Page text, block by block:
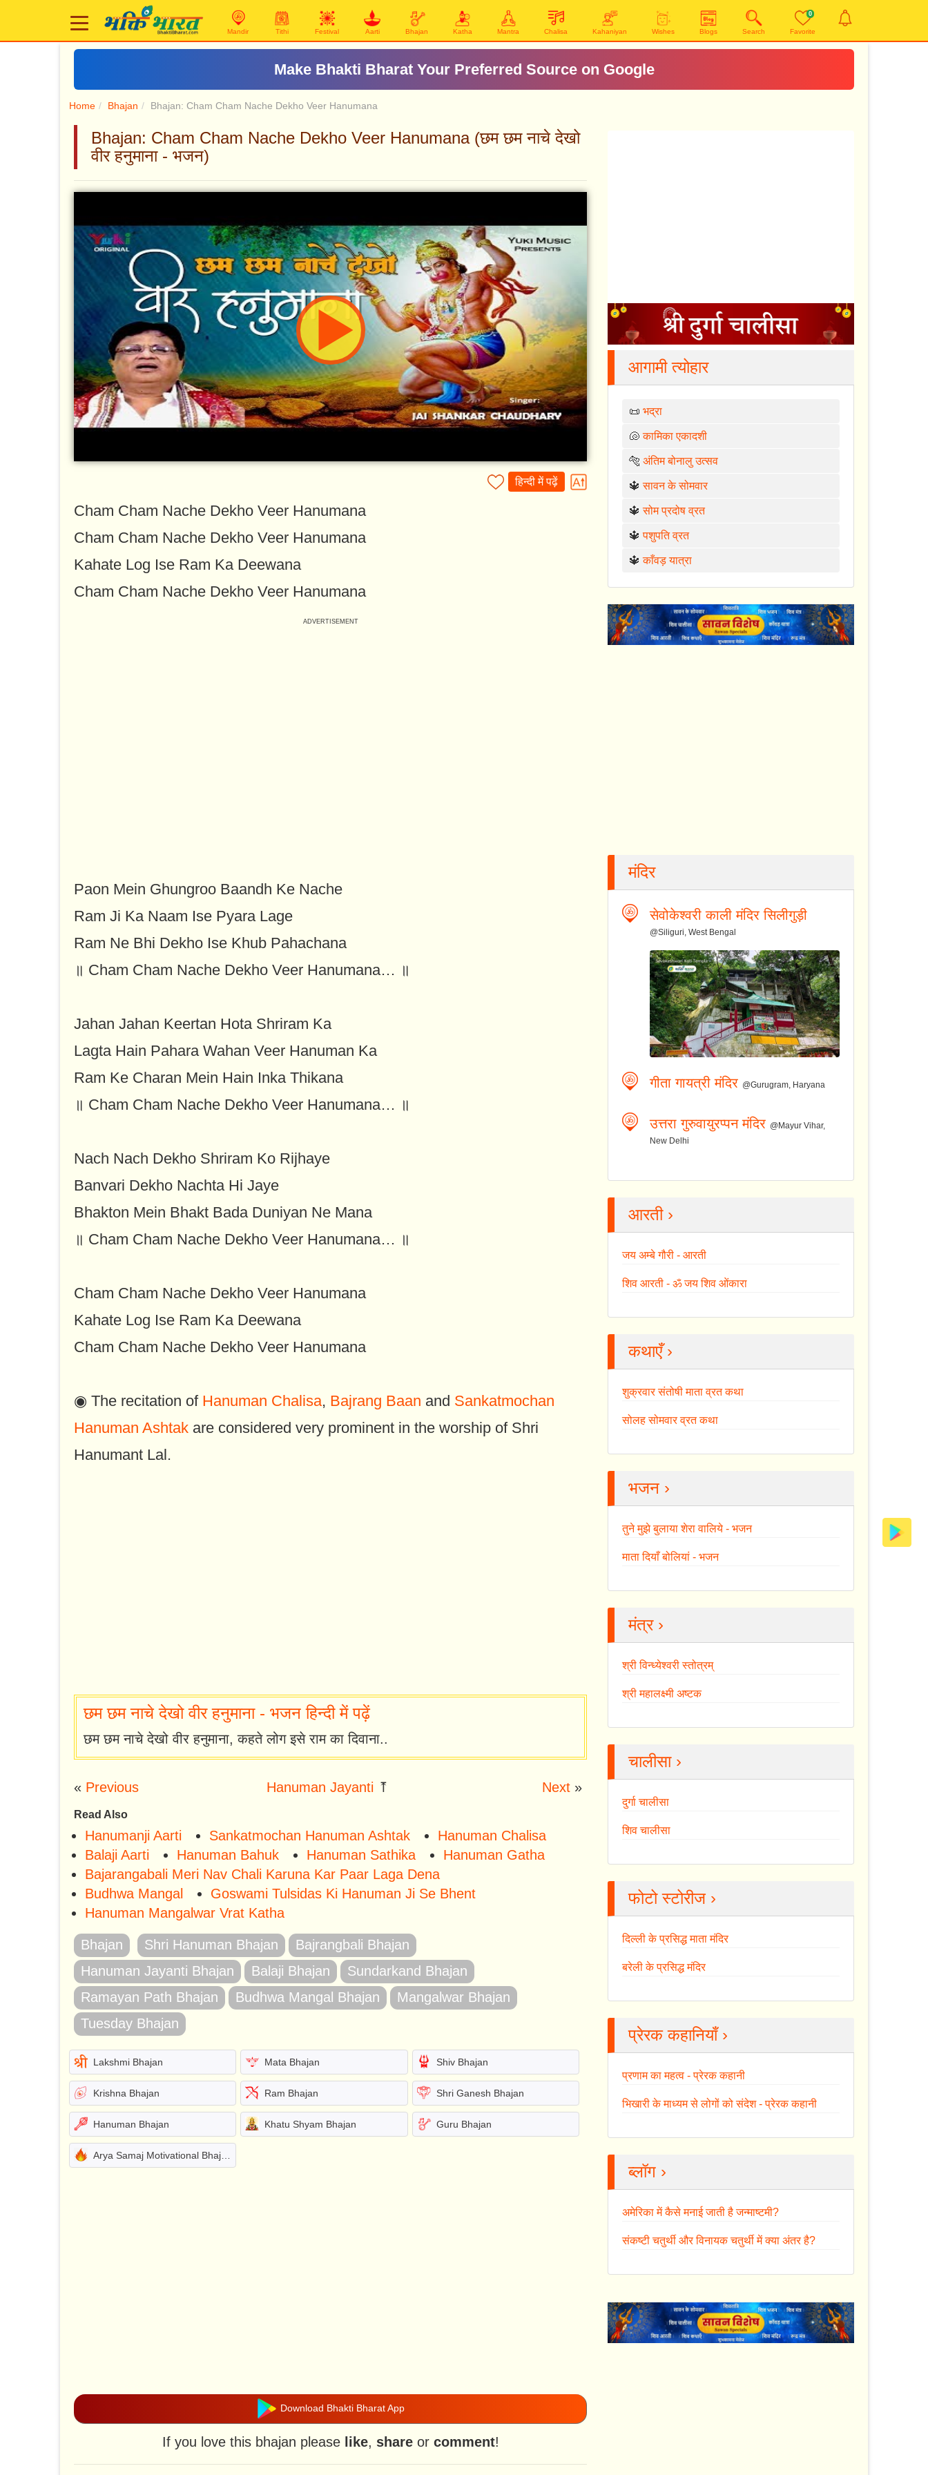
Mandir Tithi Festival Aarti Bhajan Katha Mantra Chalisa Kahaniyan Wishes Blogs Search
0
Favorite
Make Bhakti Bharat Your Preferred Source on Google
Home Bhajan Bhajan: Cham Cham Nache Dekho Veer Hanumana
Bhajan: Cham Cham Nache Dekho Veer Hanumana (छम छम नाचे देखो
वीर हनुमाना - भजन)
हिन्दी में पढ़ें
Cham Cham Nache Dekho Veer Hanumana
Cham Cham Nache Dekho Veer Hanumana
Kahate Log Ise Ram Ka Deewana
Cham Cham Nache Dekho Veer Hanumana
Paon Mein Ghungroo Baandh Ke Nache
Ram Ji Ka Naam Ise Pyara Lage
Ram Ne Bhi Dekho Ise Khub Pahachana
॥ Cham Cham Nache Dekho Veer Hanumana… ॥
Jahan Jahan Keertan Hota Shriram Ka
Lagta Hain Pahara Wahan Veer Hanuman Ka
Ram Ke Charan Mein Hain Inka Thikana
॥ Cham Cham Nache Dekho Veer Hanumana… ॥
Nach Nach Dekho Shriram Ko Rijhaye
Banvari Dekho Nachta Hi Jaye
Bhakton Mein Bhakt Bada Duniyan Ne Mana
॥ Cham Cham Nache Dekho Veer Hanumana… ॥
Cham Cham Nache Dekho Veer Hanumana
Kahate Log Ise Ram Ka Deewana
Cham Cham Nache Dekho Veer Hanumana
◉ The recitation of Hanuman Chalisa, Bajrang Baan and Sankatmochan
Hanuman Ashtak are considered very prominent in the worship of Shri
Hanumant Lal.
छम छम नाचे देखो वीर हनुमाना - भजन हिन्दी में पढ़ें
छम छम नाचे देखो वीर हनुमाना, कहते लोग इसे राम का दिवाना..
« Previous Hanuman Jayanti ⤒ Next»
Read Also
Hanumanji Aarti Sankatmochan Hanuman Ashtak
Hanuman Chalisa
Balaji Aarti
Hanuman Bahuk Hanuman Sathika
Hanuman Gatha
Bajarangabali Meri Nav Chali Karuna Kar Paar Laga Dena
Budhwa Mangal
Goswami Tulsidas Ki Hanuman Ji Se Bhent
Hanuman Mangalwar Vrat Katha
Bhajan Shri Hanuman Bhajan
Bajrangbali Bhajan
Hanuman Jayanti Bhajan
Balaji Bhajan
Sundarkand Bhajan
Ramayan Path Bhajan
Budhwa Mangal Bhajan
Mangalwar Bhajan
Tuesday Bhajan
Lakshmi Bhajan Mata Bhajan Shiv Bhajan
Krishna Bhajan Ram Bhajan Shri Ganesh Bhajan
Hanuman Bhajan Khatu Shyam Bhajan Guru Bhajan
Arya Samaj Motivational Bhajans
Download Bhakti Bharat App
If you love this bhajan please like, shareor comment!
आगामी त्योहार
📜भद्रा
🐚कामिका एकादशी
🐅अंतिम बोनालु उत्सव
🔱सावन के सोमवार
🔱सोम प्रदोष व्रत
🔱पशुपति व्रत
🔱काँवड़ यात्रा
मंदिर
सेवोकेश्वरी काली मंदिर सिलीगुड़ी
@Siliguri, West Bengal
गीता गायत्री मंदिर @Gurugram, Haryana
उत्तरा गुरुवायुरप्पन मंदिर @Mayur Vihar,
New Delhi
आरती ›
जय अम्बे गौरी - आरती
शिव आरती - ॐ जय शिव ओंकारा
कथाएँ ›
शुक्रवार संतोषी माता व्रत कथा
सोलह सोमवार व्रत कथा
भजन ›
तुने मुझे बुलाया शेरा वालिये - भजन
माता दियाँ बोलियां - भजन
मंत्र ›
श्री विन्ध्येश्वरी स्तोत्रम्
श्री महालक्ष्मी अष्टक
चालीसा ›
दुर्गा चालीसा
शिव चालीसा
फोटो स्टोरीज ›
दिल्ली के प्रसिद्ध माता मंदिर
बरेली के प्रसिद्ध मंदिर
प्रेरक कहानियाँ ›
प्रणाम का महत्व - प्रेरक कहानी
भिखारी के माध्यम से लोगों को संदेश - प्रेरक कहानी
ब्लॉग ›
अमेरिका में कैसे मनाई जाती है जन्माष्टमी?
संकष्टी चतुर्थी और विनायक चतुर्थी में क्या अंतर है?